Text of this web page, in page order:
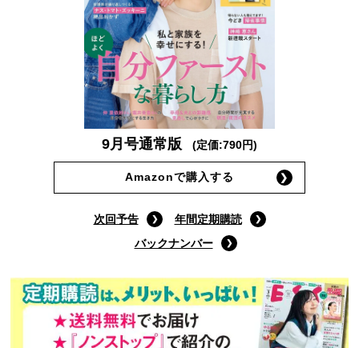
9月号通常版 (定価:790円)
Amazonで購入する
次回予告
年間定期購読
バックナンバー